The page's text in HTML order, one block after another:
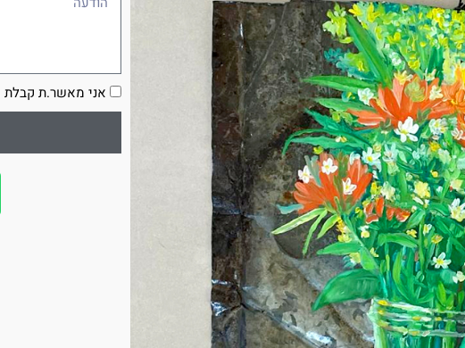
הסכמה
אני מאשר.ת קבלת